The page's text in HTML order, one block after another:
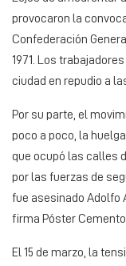
provocaron la
Confederación
1971. Los
ciudad en repudio a
Por su parte, el
poco a poco, la
que ocupó las calles
por las fuerzas de
fue asesinado Adolfo
firma Póster Cemento.
El 15 de marzo, la